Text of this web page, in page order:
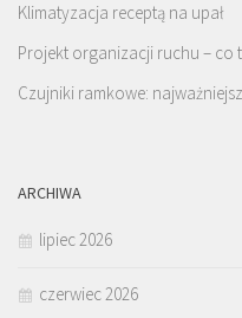
Klimatyzacja receptą na upał
Projekt organizacji ruchu – co
Czujniki ramkowe:
ARCHIWA
lipiec 2026
czerwiec 2026